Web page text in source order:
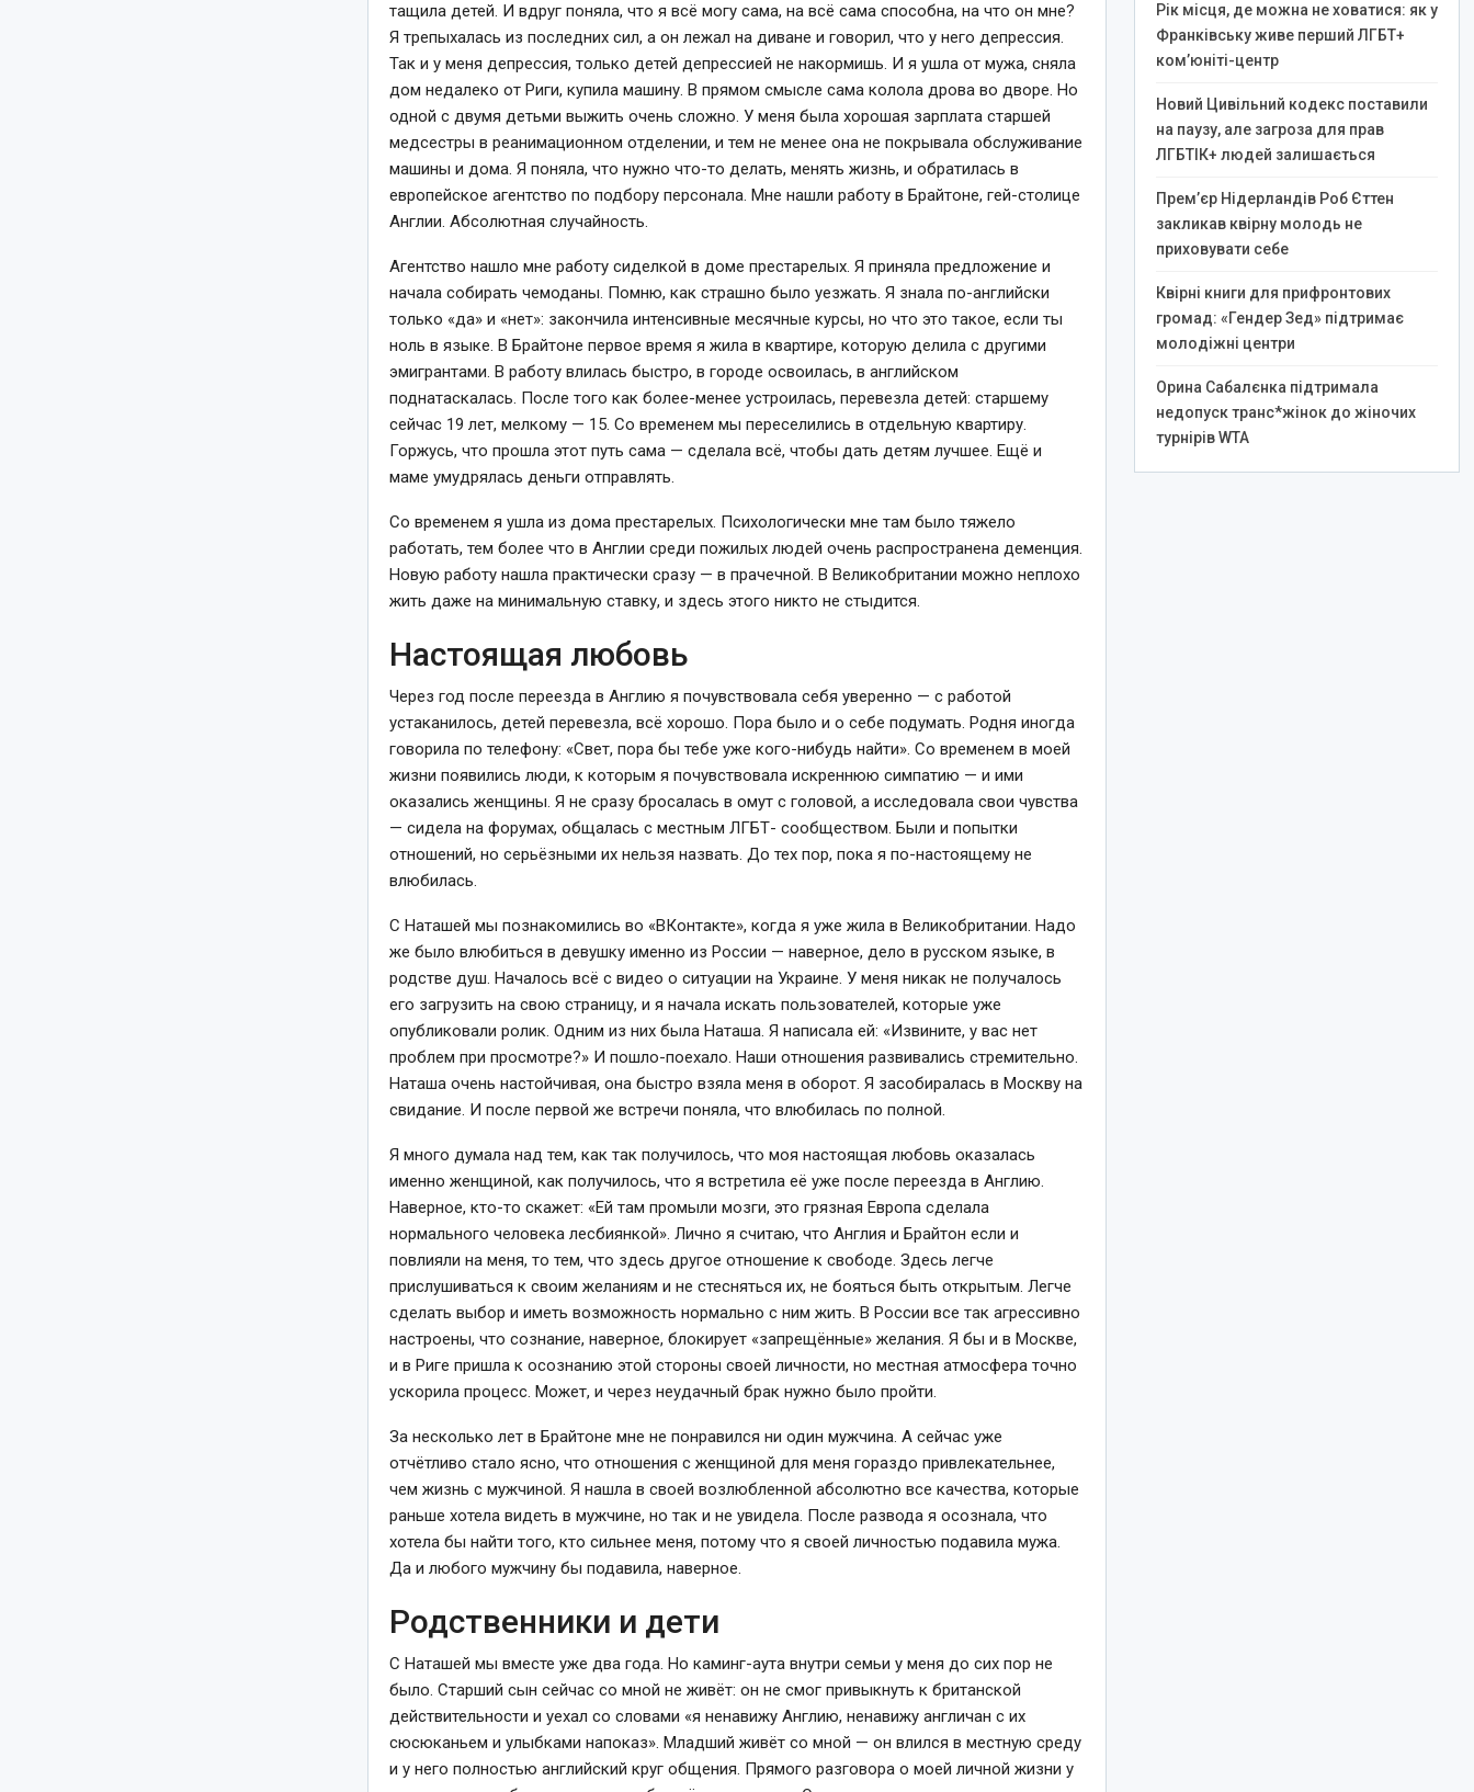
тащила детей. И вдруг поняла, что я всё могу сама, на всё сама способна, на что он мне?
Я трепыхалась из последних сил, а он лежал на диване и говорил, что у него депрессия.
Так и у меня депрессия, только детей депрессией не накормишь. И я ушла от мужа, сняла
дом недалеко от Риги, купила машину. В прямом смысле сама колола дрова во дворе. Но
одной с двумя детьми выжить очень сложно. У меня была хорошая зарплата старшей
медсестры в реанимационном отделении, и тем не менее она не покрывала обслуживание
машины и дома. Я поняла, что нужно что-то делать, менять жизнь, и обратилась в
европейское агентство по подбору персонала. Мне нашли работу в Брайтоне, гей-столице
Англии. Абсолютная случайность.
Агентство нашло мне работу сиделкой в доме престарелых. Я приняла предложение и
начала собирать чемоданы. Помню, как страшно было уезжать. Я знала по-английски
только «да» и «нет»: закончила интенсивные месячные курсы, но что это такое, если ты
ноль в языке. В Брайтоне первое время я жила в квартире, которую делила с другими
эмигрантами. В работу влилась быстро, в городе освоилась, в английском
поднатаскалась. После того как более-менее устроилась, перевезла детей: старшему
сейчас 19 лет, мелкому — 15. Со временем мы переселились в отдельную квартиру.
Горжусь, что прошла этот путь сама — сделала всё, чтобы дать детям лучшее. Ещё и
маме умудрялась деньги отправлять.
Со временем я ушла из дома престарелых. Психологически мне там было тяжело
работать, тем более что в Англии среди пожилых людей очень распространена деменция.
Новую работу нашла практически сразу — в прачечной. В Великобритании можно неплохо
жить даже на минимальную ставку, и здесь этого никто не стыдится.
Настоящая любовь
Через год после переезда в Англию я почувствовала себя уверенно — с работой
устаканилось, детей перевезла, всё хорошо. Пора было и о себе подумать. Родня иногда
говорила по телефону: «Свет, пора бы тебе уже кого-нибудь найти». Со временем в моей
жизни появились люди, к которым я почувствовала искреннюю симпатию — и ими
оказались женщины. Я не сразу бросалась в омут с головой, а исследовала свои чувства
— сидела на форумах, общалась с местным ЛГБТ- сообществом. Были и попытки
отношений, но серьёзными их нельзя назвать. До тех пор, пока я по-настоящему не
влюбилась.
С Наташей мы познакомились во «ВКонтакте», когда я уже жила в Великобритании. Надо
же было влюбиться в девушку именно из России — наверное, дело в русском языке, в
родстве душ. Началось всё с видео о ситуации на Украине. У меня никак не получалось
его загрузить на свою страницу, и я начала искать пользователей, которые уже
опубликовали ролик. Одним из них была Наташа. Я написала ей: «Извините, у вас нет
проблем при просмотре?» И пошло-поехало. Наши отношения развивались стремительно.
Наташа очень настойчивая, она быстро взяла меня в оборот. Я засобиралась в Москву на
свидание. И после первой же встречи поняла, что влюбилась по полной.
Я много думала над тем, как так получилось, что моя настоящая любовь оказалась
именно женщиной, как получилось, что я встретила её уже после переезда в Англию.
Наверное, кто-то скажет: «Ей там промыли мозги, это грязная Европа сделала
нормального человека лесбиянкой». Лично я считаю, что Англия и Брайтон если и
повлияли на меня, то тем, что здесь другое отношение к свободе. Здесь легче
прислушиваться к своим желаниям и не стесняться их, не бояться быть открытым. Легче
сделать выбор и иметь возможность нормально с ним жить. В России все так агрессивно
настроены, что сознание, наверное, блокирует «запрещённые» желания. Я бы и в Москве,
и в Риге пришла к осознанию этой стороны своей личности, но местная атмосфера точно
ускорила процесс. Может, и через неудачный брак нужно было пройти.
За несколько лет в Брайтоне мне не понравился ни один мужчина. А сейчас уже
отчётливо стало ясно, что отношения с женщиной для меня гораздо привлекательнее,
чем жизнь с мужчиной. Я нашла в своей возлюбленной абсолютно все качества, которые
раньше хотела видеть в мужчине, но так и не увидела. После развода я осознала, что
хотела бы найти того, кто сильнее меня, потому что я своей личностью подавила мужа.
Да и любого мужчину бы подавила, наверное.
Родственники и дети
С Наташей мы вместе уже два года. Но каминг-аута внутри семьи у меня до сих пор не
было. Старший сын сейчас со мной не живёт: он не смог привыкнуть к британской
действительности и уехал со словами «я ненавижу Англию, ненавижу англичан с их
сюсюканьем и улыбками напоказ». Младший живёт со мной — он влился в местную среду
и у него полностью английский круг общения. Прямого разговора о моей личной жизни у
Рік місця, де можна не ховатися: як у
Франківську живе перший ЛГБТ+
ком’юніті-центр
Новий Цивільний кодекс поставили
на паузу, але загроза для прав
ЛГБТІК+ людей залишається
Прем’єр Нідерландів Роб Єттен
закликав квірну молодь не
приховувати себе
Квірні книги для прифронтових
громад: «Гендер Зед» підтримає
молодіжні центри
Орина Сабалєнка підтримала
недопуск транс*жінок до жіночих
турнірів WTA